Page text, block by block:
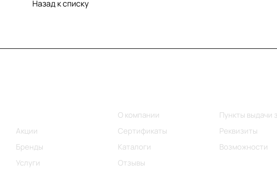
Назад к списку
Акции
Бренды
Услуги
О компании
Сертификаты
Каталоги
Отзывы
Пункты выдачи
Реквизиты
Возможности